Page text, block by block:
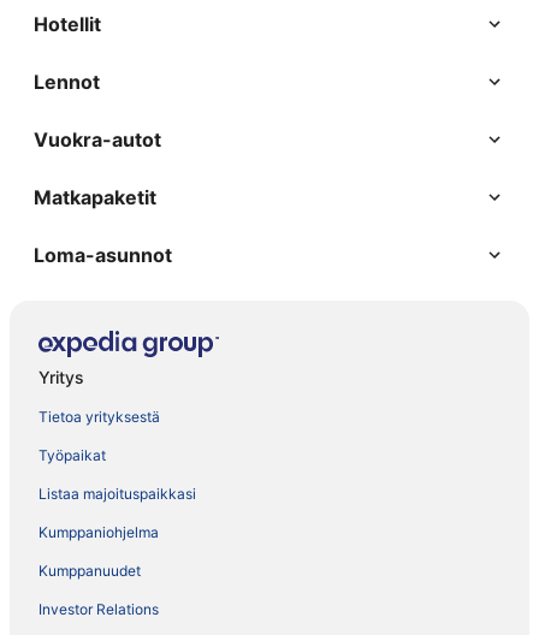
Hotellit
Lennot
Vuokra-autot
Matkapaketit
Loma-asunnot
Yritys
Tietoa yrityksestä
Työpaikat
Listaa majoituspaikkasi
Kumppaniohjelma
Kumppanuudet
Investor Relations